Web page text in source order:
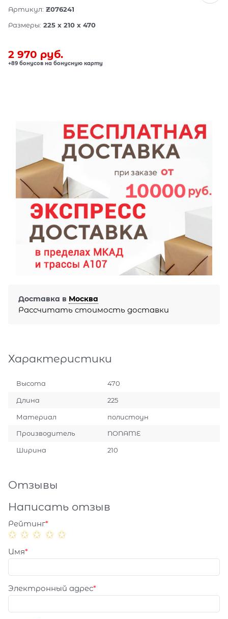
Артикул: Z076241
Размеры: 225 x 210 x 470
2 970 руб.
+89 бонусов на бонусную карту
Доставка в Москва
Рассчитать стоимость доставки
Характеристики
Высота 470
Длина 225
Материал полистоун
Производитель NONAME
Ширина 210
Отзывы
Написать отзыв
Рейтинг
Имя
Электронный адрес